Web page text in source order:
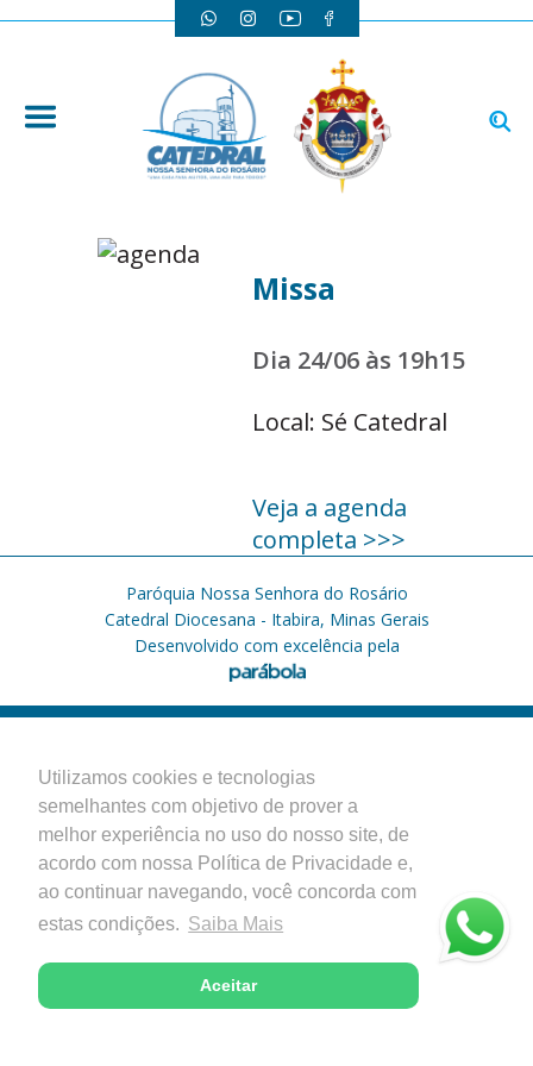
Utilizamos cookies e tecnologias
semelhantes com objetivo de prover a
melhor experiência no uso do nosso site, de
acordo com nossa Política de Privacidade e,
ao continuar navegando, você concorda com
estas condições. Saiba Mais
Aceitar
Missa
Dia 24/06 às 19h15
Local: Sé Catedral
Veja a agenda
completa >>>
Paróquia Nossa Senhora do Rosário
Catedral Diocesana - Itabira, Minas Gerais
Desenvolvido com excelência pela